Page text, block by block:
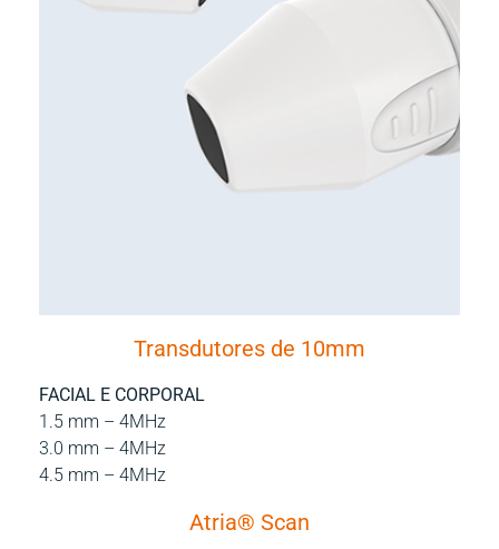
Transdutores de 10mm
FACIAL E CORPORAL
1.5 mm – 4MHz
3.0 mm – 4MHz
4.5 mm – 4MHz
Atria® Scan